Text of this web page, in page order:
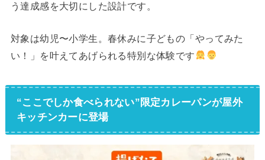
う達成感を大切にした設計です。
対象は幼児〜小学生。春休みに子どもの「やってみた
い！」を叶えてあげられる特別な体験です
“ここでしか食べられない”限定カレーパンが屋外
キッチンカーに登場